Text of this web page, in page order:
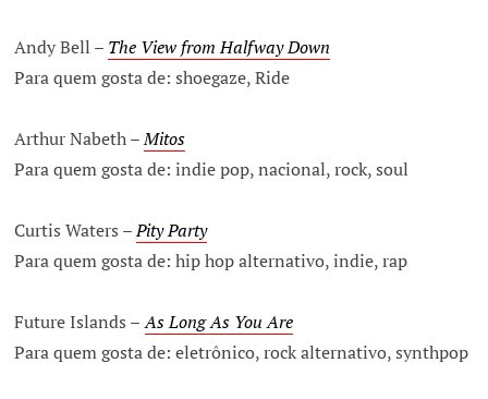
Andy Bell – The View from Halfway Down
Para quem gosta de: shoegaze, Ride
Arthur Nabeth –Mitos
Para quem gosta de: indie pop, nacional, rock, soul
Curtis Waters –Pity Party
Para quem gosta de: hip hop alternativo, indie, rap
Future Islands – As Long As You Are
Para quem gosta de: eletrônico, rock alternativo, synthpop